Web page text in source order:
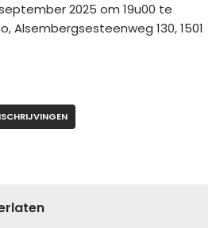
2025 om 19u00 te
Alsembergsesteenweg 130, 1501